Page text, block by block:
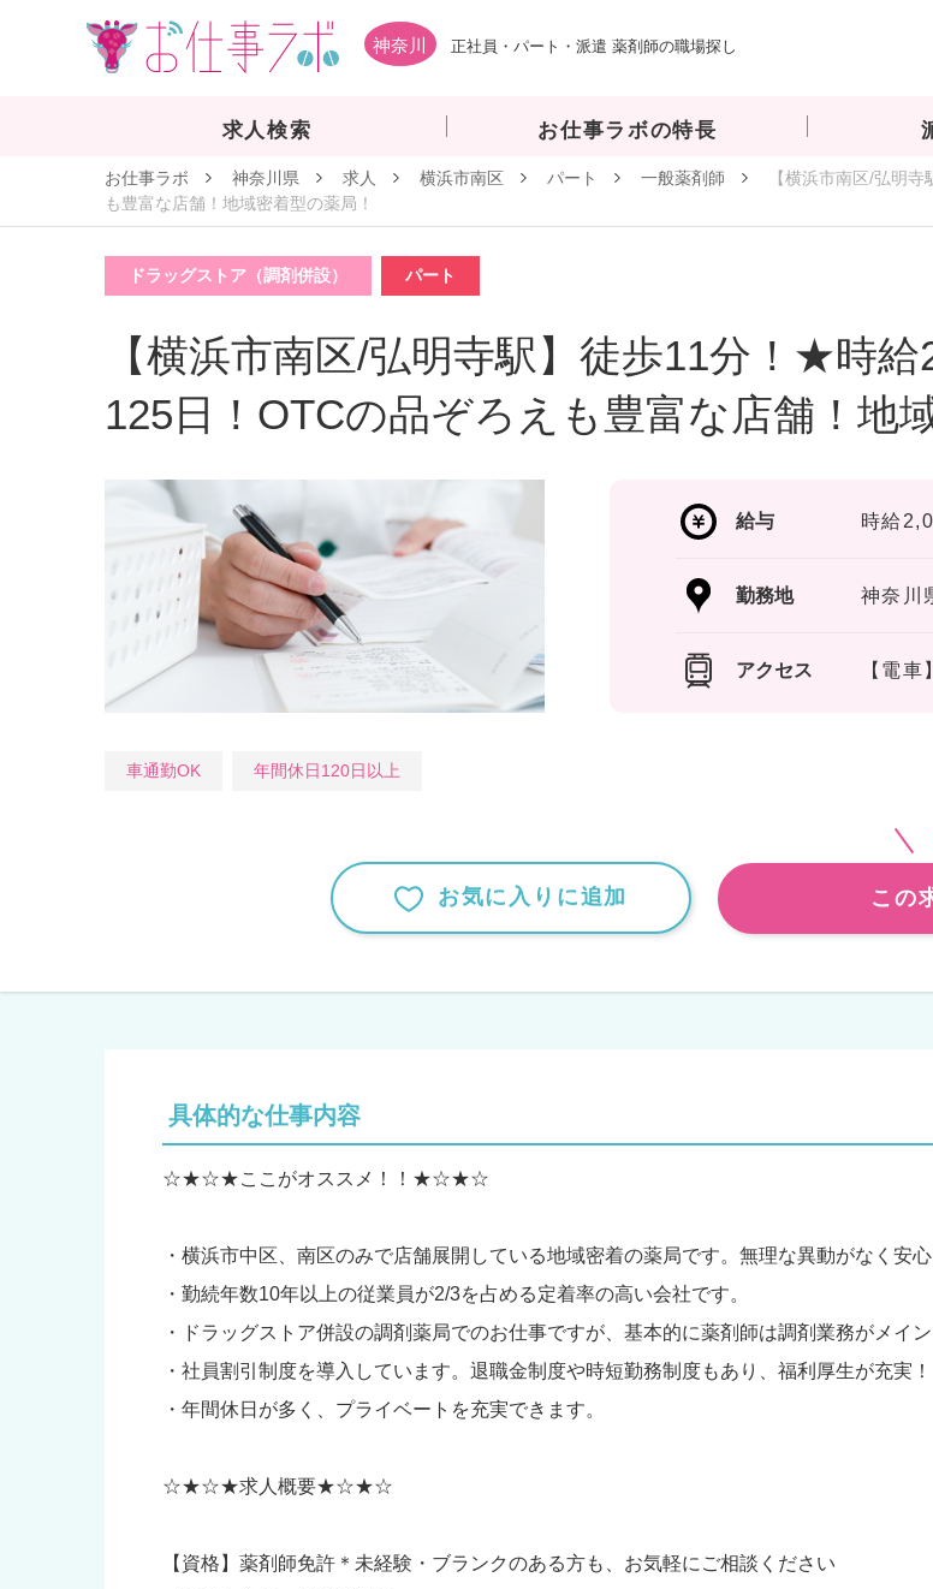
神奈川 正社員・パート・派遣 薬剤師の職場探し
求人検索 お仕事ラボの特長
お仕事ラボ 神奈川県 求人 横浜市南区 パート 一般薬剤師
【横浜市南区/弘明
も豊富な店舗！地域密着型の薬局！
ドラッグストア（調剤併設） パート
【横浜市南区/弘明寺駅】徒歩11分！★時
125日！OTCの品ぞろえも豊富な店舗！地
給与 時給
勤務地 神奈川
アクセス 【電
車通勤OK 年間休日120日以上
お気に入りに追加 この
具体的な仕事内容
☆★☆★ここがオススメ！！★☆★☆
・横浜市中区、南区のみで店舗展開している地域密着の薬局です。無理な異動がなく安心
・勤続年数10年以上の従業員が2/3を占める定着率の高い会社です。
・ドラッグストア併設の調剤薬局でのお仕事ですが、基本的に薬剤師は調剤業務がメイン
・社員割引制度を導入しています。退職金制度や時短勤務制度もあり、福利厚生が充実！
・年間休日が多く、プライベートを充実できます。
☆★☆★求人概要★☆★☆
【資格】薬剤師免許＊未経験・ブランクのある方も、お気軽にご相談ください